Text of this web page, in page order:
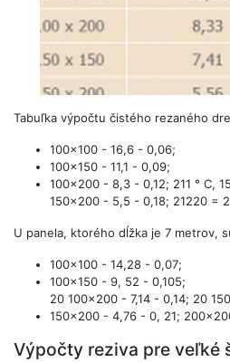
Tabuľka výpočtu čistého rezaného
100x100 - 16,6 - 0,06;
100x150 - 11,1 - 0,09;
100x200 - 8,3 - 0,12; 211 ° C,
150x200 - 5,5 - 0,18; 21220 =
U panela, ktorého dĺžka je 7 metrov,
100x100 - 14,28 - 0,07;
100x150 - 9, 52 - 0,105;
20 100x200 - 7,14 - 0,14; 20
150x200 - 4,76 - 0, 21;
Výpočty reziva pre veľké